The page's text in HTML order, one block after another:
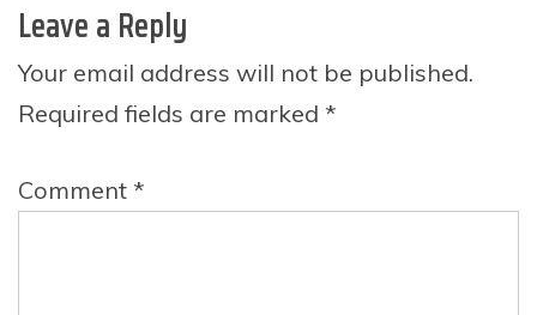
Leave a Reply
Your email address will not be published.
Required fields are marked *
Comment *